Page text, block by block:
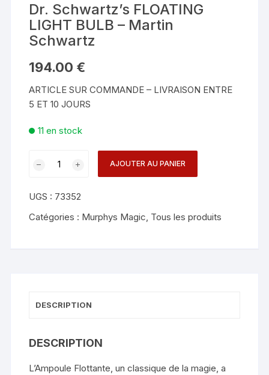
Dr. Schwartz’s FLOATING
LIGHT BULB – Martin
Schwartz
194.00 €
ARTICLE SUR COMMANDE – LIVRAISON ENTRE
5 ET 10 JOURS
11 en stock
Schwartz's
FLOATING
AJOUTER AU PANIER
UGS : 73352
Catégories : Murphys Magic, Tous les produits
DESCRIPTION
DESCRIPTION
L’Ampoule Flottante, un classique de la magie, a